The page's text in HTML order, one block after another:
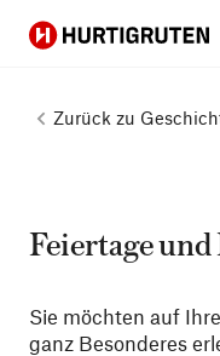
Hurtigruten
Zurück zu
Feiertage
Sie möchten auf
ganz Besonderes